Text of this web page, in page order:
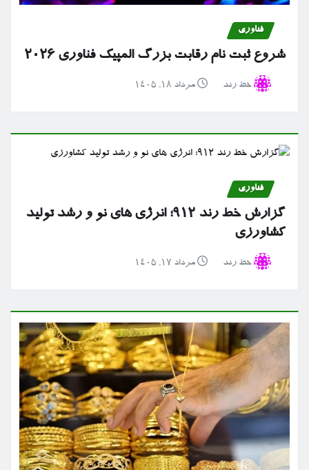
فناوری
شروع ثبت نام رقابت بزرگ المپیک فناوری ۲۰۲۶
خط رند مرداد ۱۸, ۱۴۰۵
فناوری
گزارش خط رند ۹۱۲؛ انرژی های نو و رشد تولید
کشاورزی
خط رند مرداد ۱۷, ۱۴۰۵